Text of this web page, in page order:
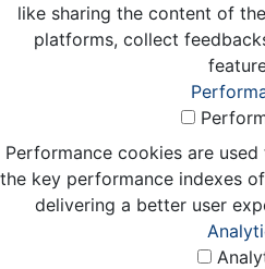
like sharing the content of
platforms, collect
Performance cookies are
the key performance indexes
delivering a better user